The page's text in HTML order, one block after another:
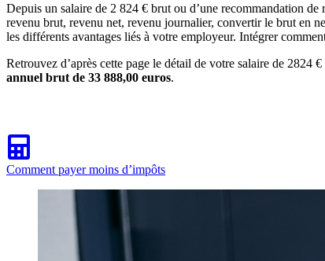
Depuis un salaire de 2 824 € brut ou d’une recommandation
revenu brut, revenu net, revenu journalier, convertir le brut en
les différents avantages liés à votre employeur. Intégrer
Retrouvez d’après cette page le détail de votre salaire de 2824
annuel brut de 33 888,00 euros.
Comment payer moins d’impôts